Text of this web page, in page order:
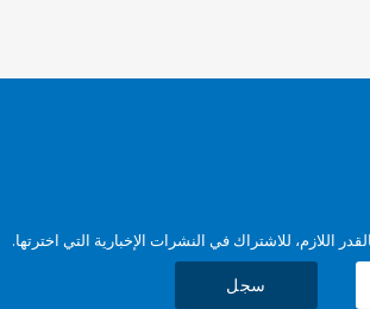
اللازم، للاشتراك في النشرات الإخبارية التي اخترتها.
سجل